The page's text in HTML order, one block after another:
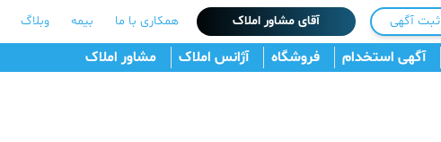
ثبت آگهی آقای مشاور املاک همکاری با ما بیمه وبلاگ
آگهی استخدام فروشگاه آژانس املاک مشاور املاک